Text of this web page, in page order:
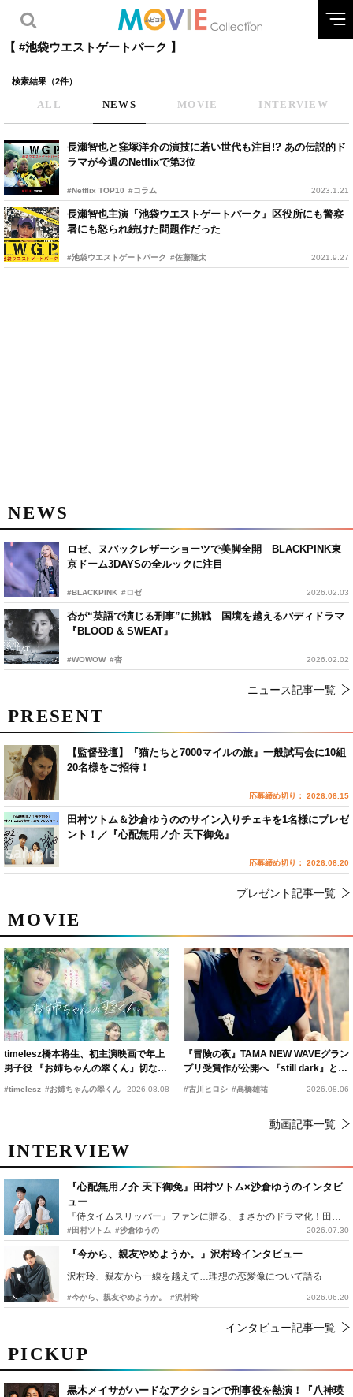
【 #池袋ウエストゲートパーク 】
検索結果（2件）
ALL NEWS MOVIE INTERVIEW
長瀬智也と窪塚洋介の演技に若い世代も注目!? あの伝説的ド
ラマが今週のNetflixで第3位
#Netflix TOP10 #コラム 2023.1.21
長瀬智也主演『池袋ウエストゲートパーク』区役所にも警察
署にも怒られ続けた問題作だった
#池袋ウエストゲートパーク #佐藤隆太 2021.9.27
NEWS
ロゼ、ヌバックレザーショーツで美脚全開 BLACKPINK東
京ドーム3DAYSの全ルックに注目
#BLACKPINK #ロゼ 2026.02.03
杏が“英語で演じる刑事”に挑戦 国境を越えるバディドラマ
『BLOOD & SWEAT』
#WOWOW #杏 2026.02.02
ニュース記事一覧
PICKUP
黒木メイサがハードなアクションで刑事役を熱演！『八神瑛
MOVIE
timelesz橋本将生、初主演映画で年上
男子役 『お姉ちゃんの翠くん』切ない
恋の幕開けを予感
#timelesz #お姉ちゃんの翠くん 2026.08.08
『冒険の夜』TAMA NEW WAVEグラン
プリ受賞作が公開へ 『still dark』と同
時上映決定
#古川ヒロシ #髙橋雄祐 2026.08.06
動画記事一覧
INTERVIEW
『心配無用ノ介 天下御免』田村ツトム×沙倉ゆうのインタビ
ュー
『侍タイムスリッパー』ファンに贈る、まさかのドラマ化！田村ツトム×沙倉ゆうのが語る『心配無用ノ介』撮影秘話
#田村ツトム #沙倉ゆうの 2026.07.30
『今から、親友やめようか。』沢村玲インタビュー
沢村玲、親友から一線を越えて…理想の恋愛像について語る
#今から、親友やめようか。 #沢村玲 2026.06.20
インタビュー記事一覧
PRESENT
【監督登壇】『猫たちと7000マイルの旅』一般試写会に10組
20名様をご招待！
応募締め切り： 2026.08.15
田村ツトム＆沙倉ゆうののサイン入りチェキを1名様にプレゼ
ント！／『心配無用ノ介 天下御免』
応募締め切り： 2026.08.20
プレゼント記事一覧